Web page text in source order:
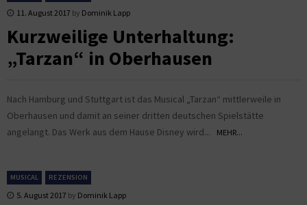
11. August 2017 by Dominik Lapp
Kurzweilige Unterhaltung:
„Tarzan“ in Oberhausen
Nach Hamburg und Stuttgart ist das Musical „Tarzan“ mittlerweile in
Oberhausen und damit an seiner dritten deutschen Spielstätte
angelangt. Das Werk aus dem Hause Disney wird...
MEHR...
MUSICAL REZENSION
5. August 2017 by Dominik Lapp